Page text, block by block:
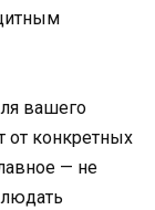
вашего
от конкретных
— не